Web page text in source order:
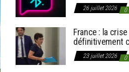
26 juillet 2026 0
France : la
définitivement
23 juillet 2026 0